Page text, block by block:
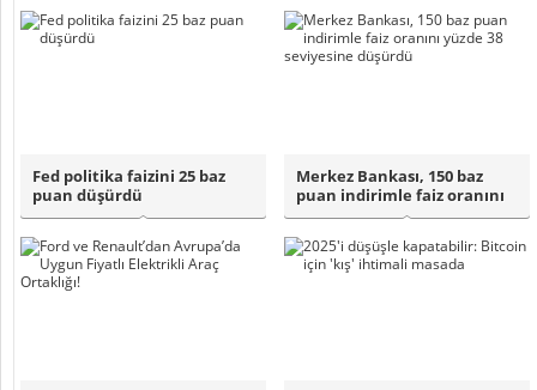
Fed politika faizini 25 baz
puan düşürdü
Merkez Bankası, 150 baz
puan indirimle faiz oranını
yüzde 38..